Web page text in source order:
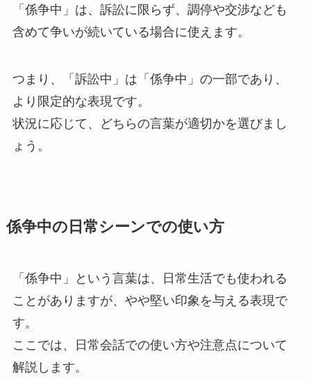
「係争中」は、訴訟に限らず、調停や交渉なども
含めて争いが続いている場合に使えます。
つまり、「訴訟中」は「係争中」の一部であり、
より限定的な表現です。
状況に応じて、どちらの言葉が適切かを選びまし
ょう。
係争中の日常シーンでの使い方
「係争中」という言葉は、日常生活でも使われる
ことがありますが、やや堅い印象を与える表現で
す。
ここでは、日常会話での使い方や注意点について
解説します。